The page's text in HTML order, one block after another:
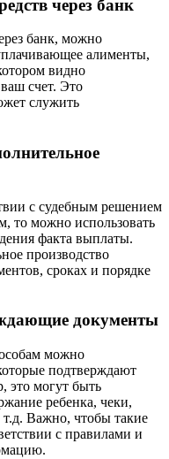
через банк
банк, можно
алименты,
видно
счет. Это
служить
с судебным решением
то можно использовать
факта выплаты.
производство
сроках и порядке
документы
можно
подтверждают
это могут быть
ребенка, чеки,
т.д. Важно, чтобы такие
с правилами и